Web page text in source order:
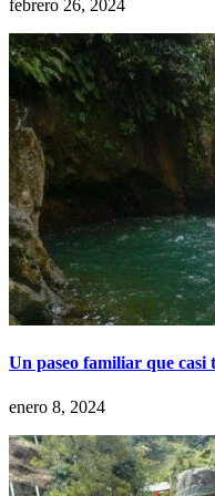
febrero 26, 2024
Un paseo familiar que
enero 8, 2024